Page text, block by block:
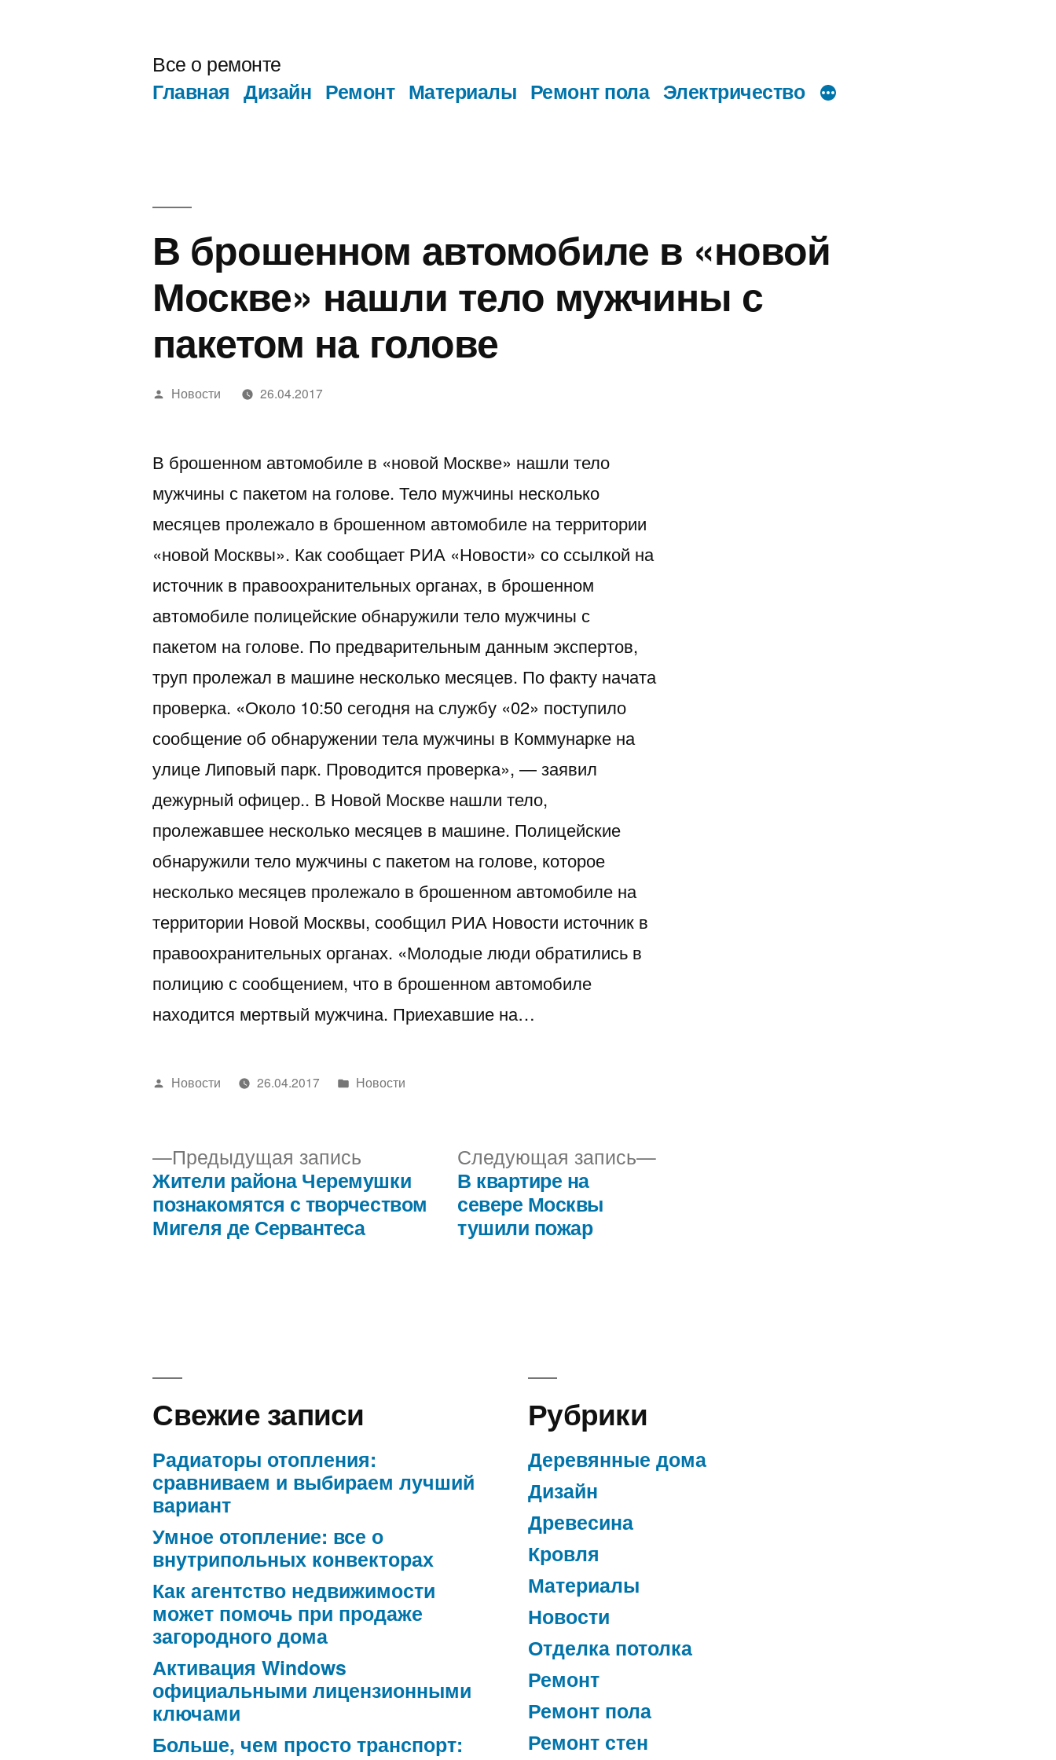
Все о ремонте
Главная Дизайн Ремонт Материалы Ремонт пола Электричество
В брошенном автомобиле в «новой
Москве» нашли тело мужчины с
пакетом на голове
Написано
Новости 26.04.2017
В брошенном автомобиле в «новой Москве» нашли тело
мужчины с пакетом на голове. Тело мужчины несколько
месяцев пролежало в брошенном автомобиле на территории
«новой Москвы». Как сообщает РИА «Новости» со ссылкой на
источник в правоохранительных органах, в брошенном
автомобиле полицейские обнаружили тело мужчины с
пакетом на голове. По предварительным данным экспертов,
труп пролежал в машине несколько месяцев. По факту начата
проверка. «Около 10:50 сегодня на службу «02» поступило
сообщение об обнаружении тела мужчины в Коммунарке на
улице Липовый парк. Проводится проверка», — заявил
дежурный офицер.. В Новой Москве нашли тело,
пролежавшее несколько месяцев в машине. Полицейские
обнаружили тело мужчины с пакетом на голове, которое
несколько месяцев пролежало в брошенном автомобиле на
территории Новой Москвы, сообщил РИА Новости источник в
правоохранительных органах. «Молодые люди обратились в
полицию с сообщением, что в брошенном автомобиле
находится мертвый мужчина. Приехавшие на…
Написано
Новости 26.04.2017
Написано
Новости
Навигация
Предыдущая запись Предыдущая
запись:
Жители района Черемушки
познакомятся с творчеством
Мигеля де Сервантеса
Следующая запись
Следующая
В квартире на
севере Москвы
тушили пожар
Свежие записи
Радиаторы отопления:
сравниваем и выбираем лучший
вариант
Умное отопление: все о
внутрипольных конвекторах
Как агентство недвижимости
может помочь при продаже
загородного дома
Активация Windows
официальными лицензионными
ключами
Больше, чем просто транспорт:
Рубрики
Деревянные дома
Дизайн
Древесина
Кровля
Материалы
Новости
Отделка потолка
Ремонт
Ремонт пола
Ремонт стен